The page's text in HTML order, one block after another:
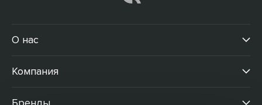
О нас
Компания